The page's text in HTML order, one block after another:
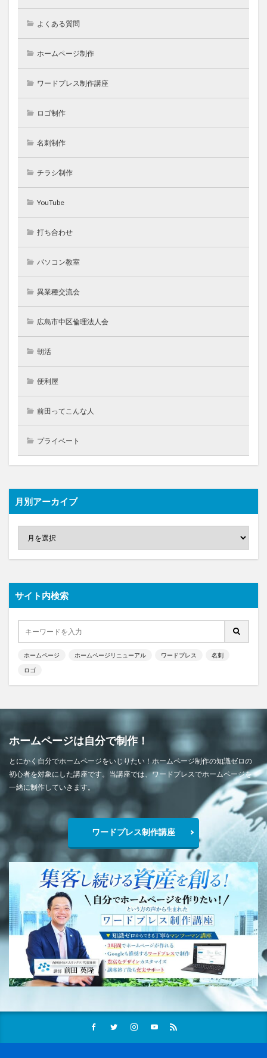
よくある質問
ホームページ制作
ワードプレス制作講座
ロゴ制作
名刺制作
チラシ制作
YouTube
打ち合わせ
パソコン教室
異業種交流会
広島市中区倫理法人会
朝活
便利屋
前田ってこんな人
プライベート
月別アーカイブ
サイト内検索
ホームページ ホームページリニューアル ワードプレス 名刺
ロゴ
ホームページは自分で制作！
とにかく自分でホームページをいじりたい！ホームページ制作の知識ゼロの
初心者を対象にした講座です。当講座では、ワードプレスでホームページを
一緒に制作していきます。
ワードプレス制作講座